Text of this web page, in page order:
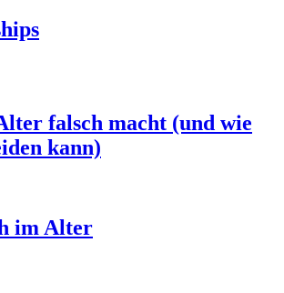
falsch macht (und wie
kann)
im Alter